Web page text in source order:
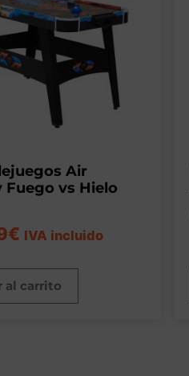
Air
Fuego vs Hielo
€ IVA incluido
al carrito